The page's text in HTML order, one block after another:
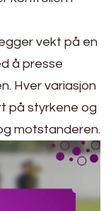
vekt på en
å presse
Hver variasjon
på styrkene og
motstanderen.